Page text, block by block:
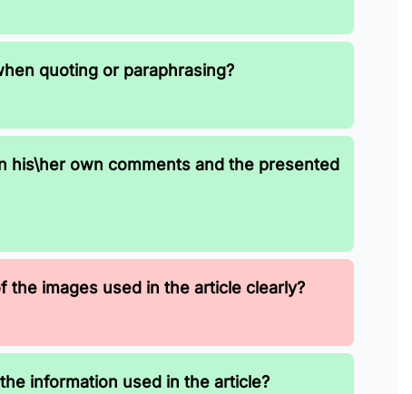
quoting or paraphrasing?
his\her own comments and the presented
images used in the article clearly?
information used in the article?